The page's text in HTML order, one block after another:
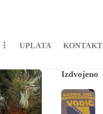
UPLATA KONTAKT
Izdvojeno